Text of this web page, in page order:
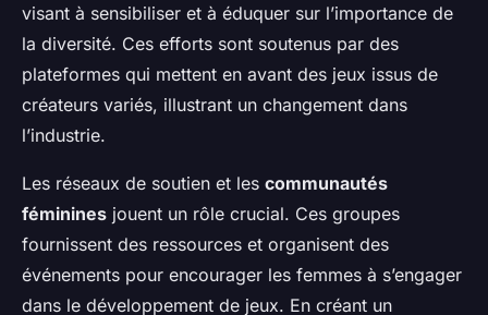
visant à sensibiliser et à éduquer sur l’importance de
la diversité. Ces efforts sont soutenus par des
plateformes qui mettent en avant des jeux issus de
créateurs variés, illustrant un changement dans
l’industrie.
Les réseaux de soutien et les communautés
féminines jouent un rôle crucial. Ces groupes
fournissent des ressources et organisent des
événements pour encourager les femmes à s’engager
dans le développement de jeux. En créant un